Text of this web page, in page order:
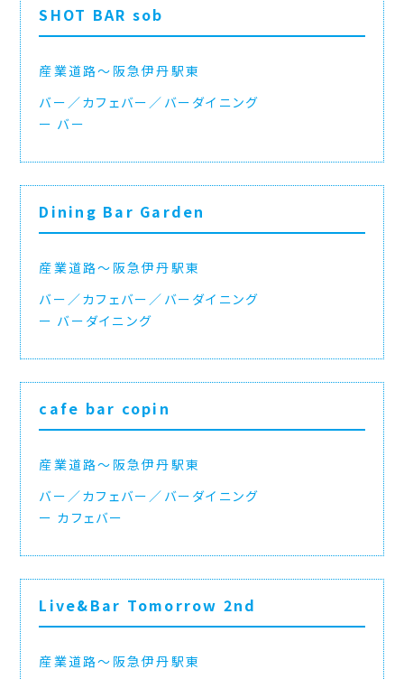
SHOT BAR sob
産業道路〜阪急伊丹駅東
バー／カフェバー／バーダイニング
バー
Dining Bar Garden
産業道路〜阪急伊丹駅東
バー／カフェバー／バーダイニング
バーダイニング
cafe bar copin
産業道路〜阪急伊丹駅東
バー／カフェバー／バーダイニング
カフェバー
Live&Bar Tomorrow 2nd
産業道路〜阪急伊丹駅東